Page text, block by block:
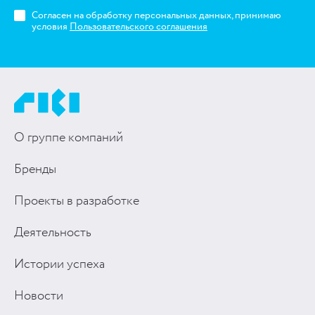
Согласен на обработку персональных данных, принимаю
условия Пользовательского соглашения
О группе компаний
Бренды
Проекты в разработке
Деятельность
Истории успеха
Новости